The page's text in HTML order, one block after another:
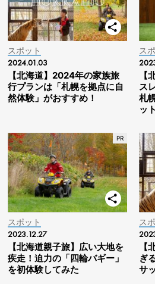
スポット
2024.01.03
【北海道】2024年の家族旅
行プランは「札幌を拠点に自
然体験」がおすすめ！
ス
【
ス
札
ッ
スポット
2023.12.27
【北海道親子旅】広い大地を
疾走！迫力の「四輪バギー」
を初体験してみた
ス
【
ぎ
サ